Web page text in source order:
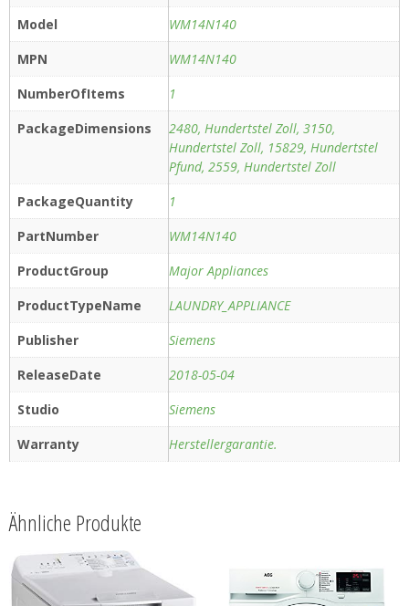
Model
WM14N140
MPN
WM14N140
NumberOfItems
1
PackageDimensions
2480, Hundertstel Zoll, 3150,
Hundertstel Zoll, 15829, Hundertstel
Pfund, 2559, Hundertstel Zoll
PackageQuantity
1
PartNumber
WM14N140
ProductGroup
Major Appliances
ProductTypeName
LAUNDRY_APPLIANCE
Publisher
Siemens
ReleaseDate
2018-05-04
Studio
Siemens
Warranty
Herstellergarantie.
Ähnliche Produkte